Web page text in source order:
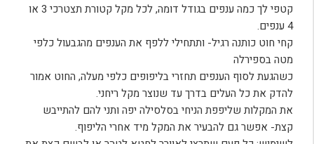
קטפי לך כמה ענפים בגודל דומה, לכל מקל קטורת תצטרכי 3 או
4 ענפים.
קחי חוט כותנה רגיל- ותתחילי ללפף את הענפים מהגבעול כלפי
מטה בספירלה
כשהגעת לסוף הענפים תחזרי בליפופים כלפי מעלה, החוט אמור
להדק את כל העלים בדרך עד שנוצר מקל ריחני.
את המקלות שליפפת הניחי בסלסילה יפה ותני להם להתייבש
קצת- אפשר גם להבעיר את המקל מיד אחרי הליפוף.